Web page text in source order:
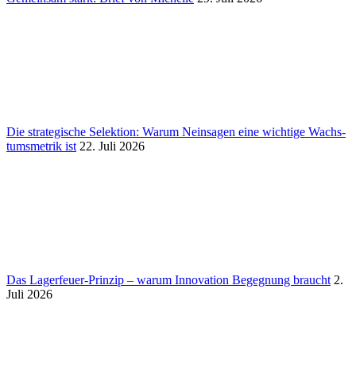
Die stra­te­gi­sche Selek­tion: Warum Nein­sagen eine wich­tige Wachs­
tums­me­trik ist 22. Juli 2026
Das Lager­feuer-Prinzip – warum Inno­va­tion Begeg­nung braucht 2.
Juli 2026